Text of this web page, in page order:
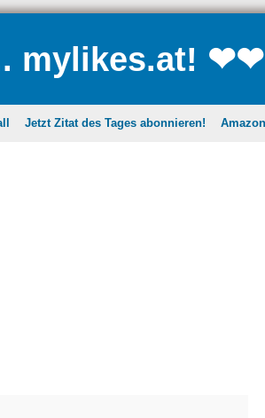
mylikes.at!
Jetzt Zitat des Tages abonnieren!